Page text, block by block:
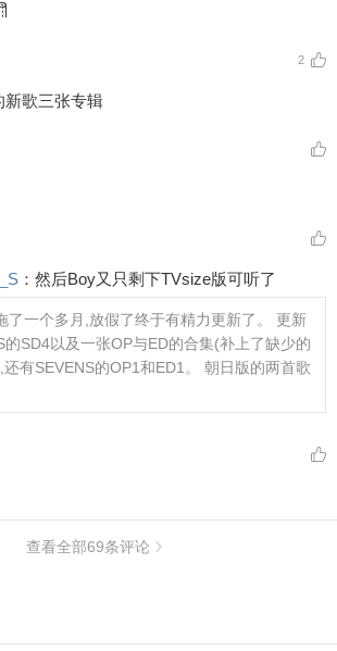
2
新歌三张专辑
： 然后Boy又只剩下TVsize版可听了
了一个多月,放假了终于有精力更新了。 更新
的SD4以及一张OP与ED的合集(补上了缺少的
有SEVENS的OP1和ED1。 朝日版的两首歌
查看全部69条评论